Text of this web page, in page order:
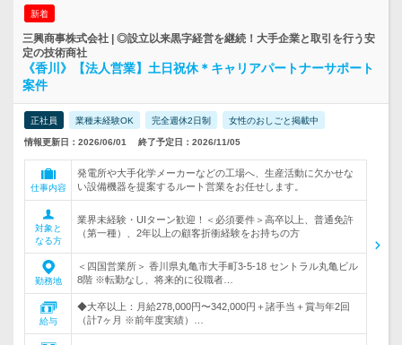
新着
三興商事株式会社 | ◎設立以来黒字経営を継続！大手企業と取引を行う安
定の技術商社
《香川》【法人営業】土日祝休＊キャリアパートナーサポート
案件
正社員 業種未経験OK 完全週休2日制 女性のおしごと掲載中
情報更新日：2026/06/01 終了予定日：2026/11/05
仕事内容
発電所や大手化学メーカーなどの工場へ、生産活動に欠かせな
い設備機器を提案するルート営業をお任せします。
対象と
なる方
業界未経験・UIターン歓迎！＜必須要件＞高卒以上、普通免許
（第一種）、2年以上の顧客折衝経験をお持ちの方
勤務地
＜四国営業所＞ 香川県丸亀市大手町3-5-18 セントラル丸亀ビル
8階 ※転勤なし、将来的に役職者…
給与
◆大卒以上：月給278,000円〜342,000円＋諸手当＋賞与年2回
（計7ヶ月 ※前年度実績）…